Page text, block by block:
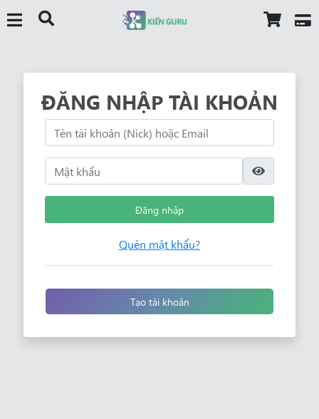
ĐĂNG NHẬP TÀI KHOẢN
Đăng nhập
Quên mật khẩu?
Tạo tài khoản